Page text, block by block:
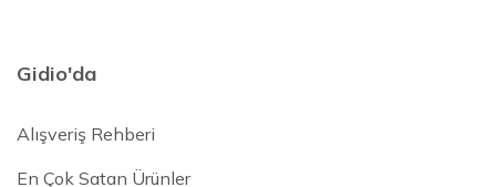
Gidio'da
Alışveriş Rehberi
En Çok Satan Ürünler